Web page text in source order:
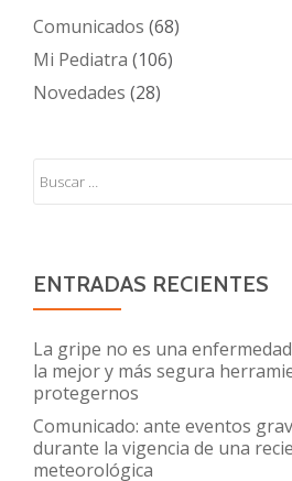
Comunicados (68)
Mi Pediatra (106)
Novedades (28)
ENTRADAS RECIENTES
La gripe no es una
la mejor y más segura
protegernos
Comunicado: ante eventos
durante la vigencia de una
meteorológica